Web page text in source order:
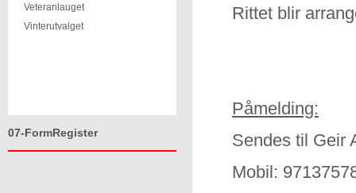
Veteranlauget
Vinterutvalget
07-FormRegister
Rittet blir
Påmelding:
Sendes til Geir
Mobil: